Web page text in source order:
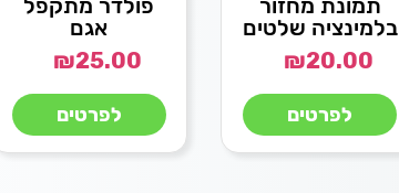
תמונת מחזור
בלמינציה שלטים
₪20.00
לפרטים
פולדר מתקפל
אגם
₪25.00
לפרטים